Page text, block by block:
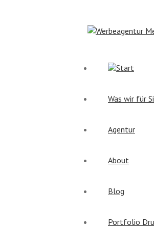
Start
Was wir für
Agentur
About
Blog
Portfolio